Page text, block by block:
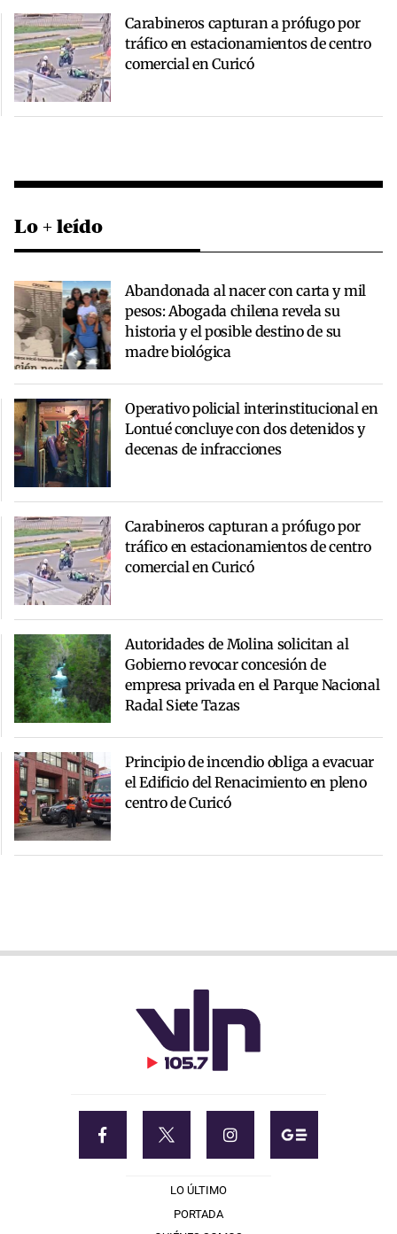
Carabineros capturan a prófugo por
tráfico en estacionamientos de centro
comercial en Curicó
Lo + leído
Abandonada al nacer con carta y mil
pesos: Abogada chilena revela su
historia y el posible destino de su
madre biológica
Operativo policial interinstitucional en
Lontué concluye con dos detenidos y
decenas de infracciones
Carabineros capturan a prófugo por
tráfico en estacionamientos de centro
comercial en Curicó
Autoridades de Molina solicitan al
Gobierno revocar concesión de
empresa privada en el Parque Nacional
Radal Siete Tazas
Principio de incendio obliga a evacuar
el Edificio del Renacimiento en pleno
centro de Curicó
LO ÚLTIMO
PORTADA